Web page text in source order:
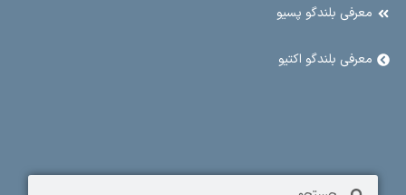
معرفی بلندگو پسیو
معرفی بلندگو اکتیو